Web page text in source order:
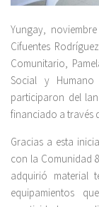
Yungay,
Cifuentes
Comunitario,
Social y Humano
participaron del
financiado a través
Gracias a esta
con la Comunidad
adquirió material
equipamientos